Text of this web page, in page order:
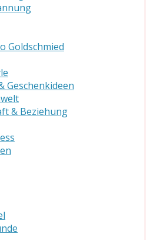
Goldschmied
Geschenkideen
& Beziehung